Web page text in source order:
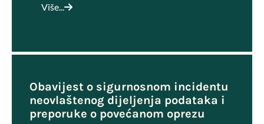
Više...
Obavijest o sigurnosnom incidentu
neovlaštenog dijeljenja podataka i
preporuke o povećanom oprezu